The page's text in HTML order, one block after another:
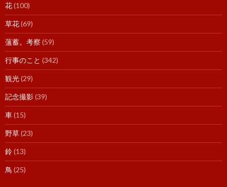
花(100)
草花(69)
薀蓄。考察 (59)
行事のこと (342)
観光(29)
記念撮影(39)
車(15)
野草(23)
鈴(13)
鳥 (25)